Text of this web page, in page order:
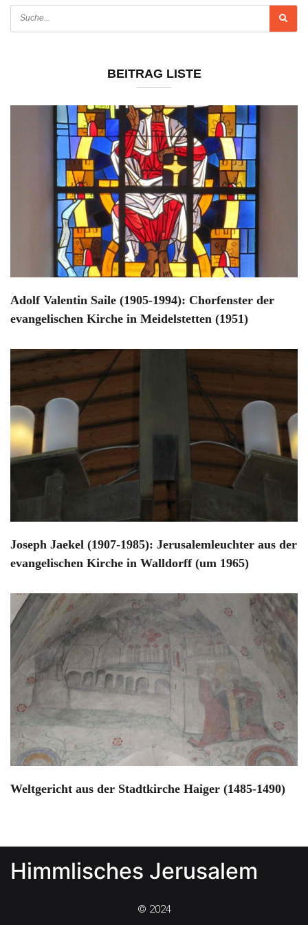
BEITRAG LISTE
Adolf Valentin Saile (1905-1994): Chorfenster der
evangelischen Kirche in Meidelstetten (1951)
Joseph Jaekel (1907-1985): Jerusalemleuchter aus der
evangelischen Kirche in Walldorff (um 1965)
Weltgericht aus der Stadtkirche Haiger (1485-1490)
Himmlisches Jerusalem
© 2024